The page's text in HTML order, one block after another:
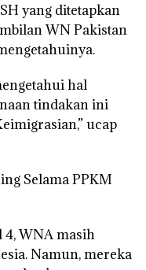
yang ditetapkan
WN Pakistan
hal
tindakan ini
ucap
Selama PPKM
4, WNA masih
Namun, mereka